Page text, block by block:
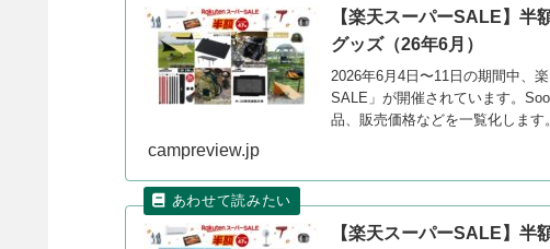
【楽天スーパーSALE】
グッズ（26年6月）
2026年6月4日〜11日の期間中、
SALE」が開催されています。
品、販売価格などを一覧化します
campreview.jp
【楽天スーパーSALE】半